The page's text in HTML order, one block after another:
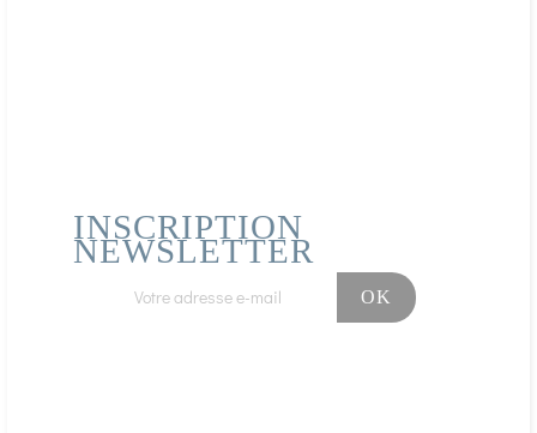
INSCRIPTION
NEWSLETTER